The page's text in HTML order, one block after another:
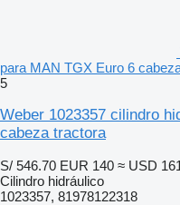
para MAN TGX Euro 6
5
Weber 1023357 cilindro
cabeza tractora
S/ 546.70 EUR 140 ≈ USD
Cilindro hidráulico
1023357, 81978122318